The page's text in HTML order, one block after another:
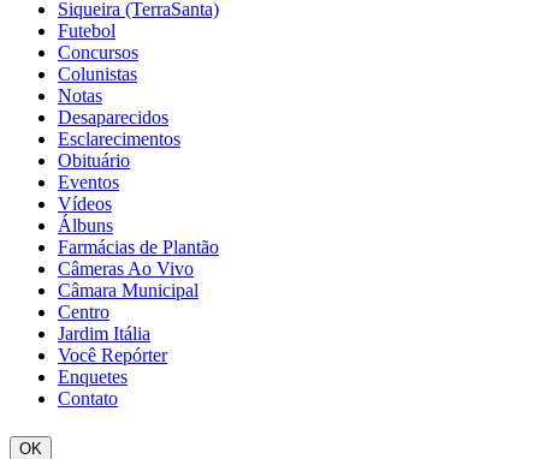
Siqueira (TerraSanta)
Futebol
Concursos
Colunistas
Notas
Desaparecidos
Esclarecimentos
Obituário
Eventos
Vídeos
Álbuns
Farmácias de Plantão
Câmeras Ao Vivo
Câmara Municipal
Centro
Jardim Itália
Você Repórter
Enquetes
Contato
OK